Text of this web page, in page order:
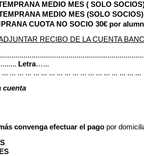
MEDIO MES ( SOLO
MEDIO MES (SOLO
CUOTA NO SOCIO 30€ por
RECIBO DE LA CUENTA
Letra…...
... ... ... ... ... ... ... ... ... ... ... ... ... ...
cuenta
convenga efectuar el pago por